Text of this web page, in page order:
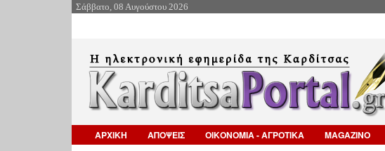
Σάββατο, 08 Αυγούστου 2026
ΑΡΧΙΚΗ ΑΠΟΨΕΙΣ ΟΙΚΟΝΟΜΙΑ - ΑΓΡΟΤΙΚΑ MAGAZINO